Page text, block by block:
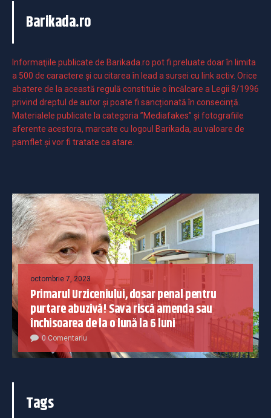
Barikada.ro
Informaţiile publicate de Barikada.ro pot fi preluate doar în limita
a 500 de caractere şi cu citarea în lead a sursei cu link activ. Orice
abatere de la această regulă constituie o încălcare a Legii 8/1996
privind dreptul de autor și poate fi sancționată în consecință.
Materialele publicate la categoria ”Mediafakes” și fotografiile
aferente acestora, marcate cu logoul Barikada, au valoare de
pamflet și vor fi tratate ca atare.
octombrie 7, 2023
Primarul Urziceniului, dosar penal pentru
purtare abuzivă! Sava riscă amenda sau
închisoarea de la o lună la 6 luni
0 Comentariu
Tags